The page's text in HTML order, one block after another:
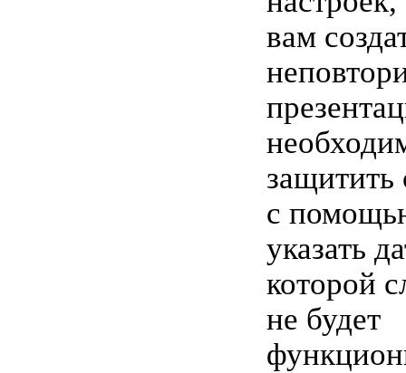
вам
с
указать
которой
не будет